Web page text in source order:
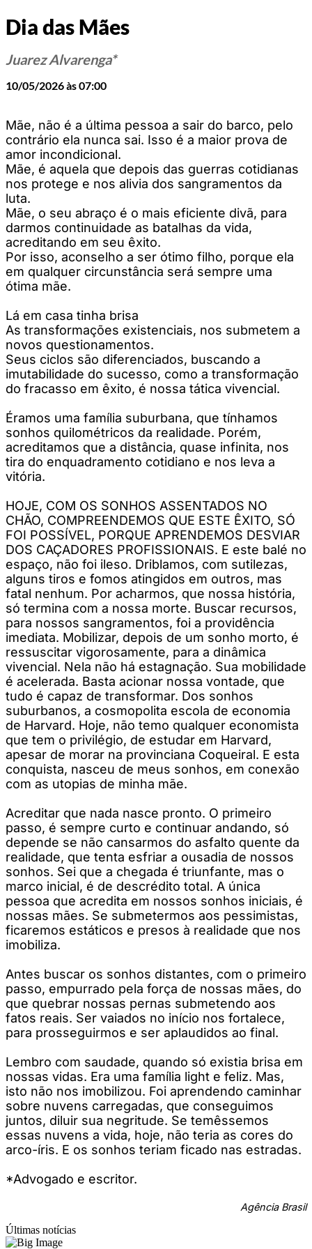
Dia das Mães
Juarez Alvarenga*
10/05/2026 às 07:00
Mãe, não é a última pessoa a sair do barco, pelo
contrário ela nunca sai. Isso é a maior prova de
amor incondicional.
Mãe, é aquela que depois das guerras cotidianas
nos protege e nos alivia dos sangramentos da
luta.
Mãe, o seu abraço é o mais eficiente divã, para
darmos continuidade as batalhas da vida,
acreditando em seu êxito.
Por isso, aconselho a ser ótimo filho, porque ela
em qualquer circunstância será sempre uma
ótima mãe.
Lá em casa tinha brisa
As transformações existenciais, nos submetem a
novos questionamentos.
Seus ciclos são diferenciados, buscando a
imutabilidade do sucesso, como a transformação
do fracasso em êxito, é nossa tática vivencial.
Éramos uma família suburbana, que tínhamos
sonhos quilométricos da realidade. Porém,
acreditamos que a distância, quase infinita, nos
tira do enquadramento cotidiano e nos leva a
vitória.
HOJE, COM OS SONHOS ASSENTADOS NO
CHÃO, COMPREENDEMOS QUE ESTE ÊXITO, SÓ
FOI POSSÍVEL, PORQUE APRENDEMOS DESVIAR
DOS CAÇADORES PROFISSIONAIS. E este balé no
espaço, não foi ileso. Driblamos, com sutilezas,
alguns tiros e fomos atingidos em outros, mas
fatal nenhum. Por acharmos, que nossa história,
só termina com a nossa morte. Buscar recursos,
para nossos sangramentos, foi a providência
imediata. Mobilizar, depois de um sonho morto, é
ressuscitar vigorosamente, para a dinâmica
vivencial. Nela não há estagnação. Sua mobilidade
é acelerada. Basta acionar nossa vontade, que
tudo é capaz de transformar. Dos sonhos
suburbanos, a cosmopolita escola de economia
de Harvard. Hoje, não temo qualquer economista
que tem o privilégio, de estudar em Harvard,
apesar de morar na provinciana Coqueiral. E esta
conquista, nasceu de meus sonhos, em conexão
com as utopias de minha mãe.
Acreditar que nada nasce pronto. O primeiro
passo, é sempre curto e continuar andando, só
depende se não cansarmos do asfalto quente da
realidade, que tenta esfriar a ousadia de nossos
sonhos. Sei que a chegada é triunfante, mas o
marco inicial, é de descrédito total. A única
pessoa que acredita em nossos sonhos iniciais, é
nossas mães. Se submetermos aos pessimistas,
ficaremos estáticos e presos à realidade que nos
imobiliza.
Antes buscar os sonhos distantes, com o primeiro
passo, empurrado pela força de nossas mães, do
que quebrar nossas pernas submetendo aos
fatos reais. Ser vaiados no início nos fortalece,
para prosseguirmos e ser aplaudidos ao final.
Lembro com saudade, quando só existia brisa em
nossas vidas. Era uma família light e feliz. Mas,
isto não nos imobilizou. Foi aprendendo caminhar
sobre nuvens carregadas, que conseguimos
juntos, diluir sua negritude. Se temêssemos
essas nuvens a vida, hoje, não teria as cores do
arco-íris. E os sonhos teriam ficado nas estradas.
*Advogado e escritor.
Agência Brasil
Últimas notícias